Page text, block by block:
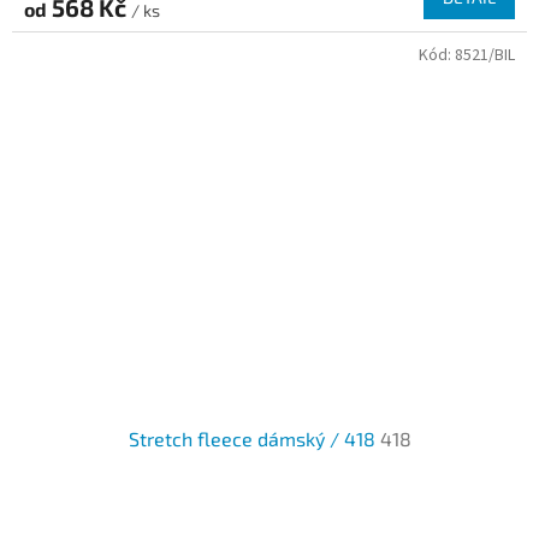
od 568 Kč / ks
Stretch fleece dámský / 418 418
Kód: 8521/BIL